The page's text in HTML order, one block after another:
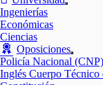
Mostrar
Ingenierías
Económicas
Ciencias
Oposiciones
Mostrar
el
Policía Nacional (CNP)
Inglés Cuerpo Técnico